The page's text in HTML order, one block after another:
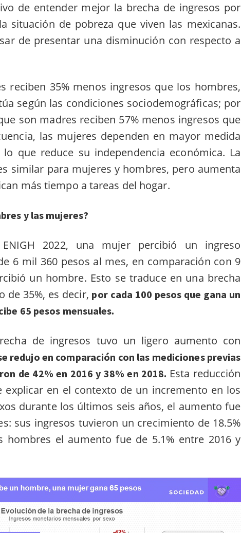
de entender mejor la brecha de ingresos por
situación de pobreza que viven las mexicanas.
de presentar una disminución con respecto a
reciben 35% menos ingresos que los hombres,
según las condiciones sociodemográficas; por
son madres reciben 57% menos ingresos que
las mujeres dependen en mayor medida
que reduce su independencia económica. La
similar para mujeres y hombres, pero aumenta
más tiempo a tareas del hogar.
y las mujeres?
2022, una mujer percibió un ingreso
6 mil 360 pesos al mes, en comparación con 9
un hombre. Esto se traduce en una brecha
de 35%, es decir, por cada 100 pesos que gana un
65 pesos mensuales.
de ingresos tuvo un ligero aumento con
redujo en comparación con las mediciones previas
de 42% en 2016 y 38% en 2018. Esta reducción
explicar en el contexto de un incremento en los
durante los últimos seis años, el aumento fue
sus ingresos tuvieron un crecimiento de 18.5%
hombres el aumento fue de 5.1% entre 2016 y